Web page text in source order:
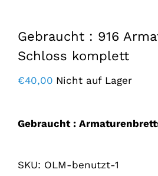
Gebraucht : 916
Schloss komplett
€40,00 Nicht auf Lager
Gebraucht :
SKU: OLM-benutzt-1